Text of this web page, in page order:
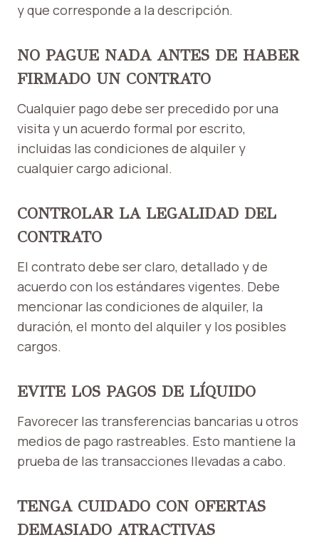
y que corresponde a la descripción.
NO PAGUE NADA ANTES DE HABER
FIRMADO UN CONTRATO
Cualquier pago debe ser precedido por una
visita y un acuerdo formal por escrito,
incluidas las condiciones de alquiler y
cualquier cargo adicional.
CONTROLAR LA LEGALIDAD DEL
CONTRATO
El contrato debe ser claro, detallado y de
acuerdo con los estándares vigentes. Debe
mencionar las condiciones de alquiler, la
duración, el monto del alquiler y los posibles
cargos.
EVITE LOS PAGOS DE LÍQUIDO
Favorecer las transferencias bancarias u otros
medios de pago rastreables. Esto mantiene la
prueba de las transacciones llevadas a cabo.
TENGA CUIDADO CON OFERTAS
DEMASIADO ATRACTIVAS